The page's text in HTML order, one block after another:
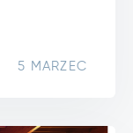
5 MARZEC